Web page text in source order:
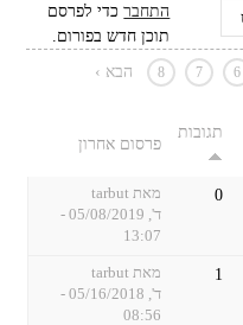
התחברכדי לפרסם
תוכן חדש בפורום.
6
7
8 הבא ›
תגובות
פרסום אחרון
0 מאת tarbut
ד', 05/08/2019 -
13:07
1 מאת tarbut
ד', 05/16/2018 -
08:56